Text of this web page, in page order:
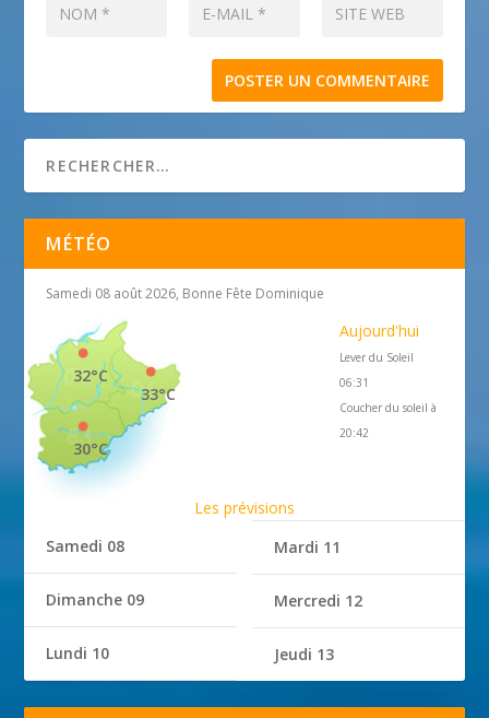
MÉTÉO
Samedi 08 août 2026, Bonne Fête Dominique
33°C
32°C
30°C
Aujourd'hui
Lever du Soleil
06:31
Coucher du soleil à
20:42
Les prévisions
Samedi 08
Dimanche 09
Lundi 10
Mardi 11
Mercredi 12
Jeudi 13